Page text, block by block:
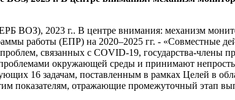
ВОЗ), 2023 г.. В центре внимания: механизм
работы (ЕПР) на 2020–2025 гг. - «Совместные
связанных с COVID-19, государства-члены
окружающей среды и принимают
16 задачам, поставленным в рамках Целей в
показателям, отражающие промежуточный этап